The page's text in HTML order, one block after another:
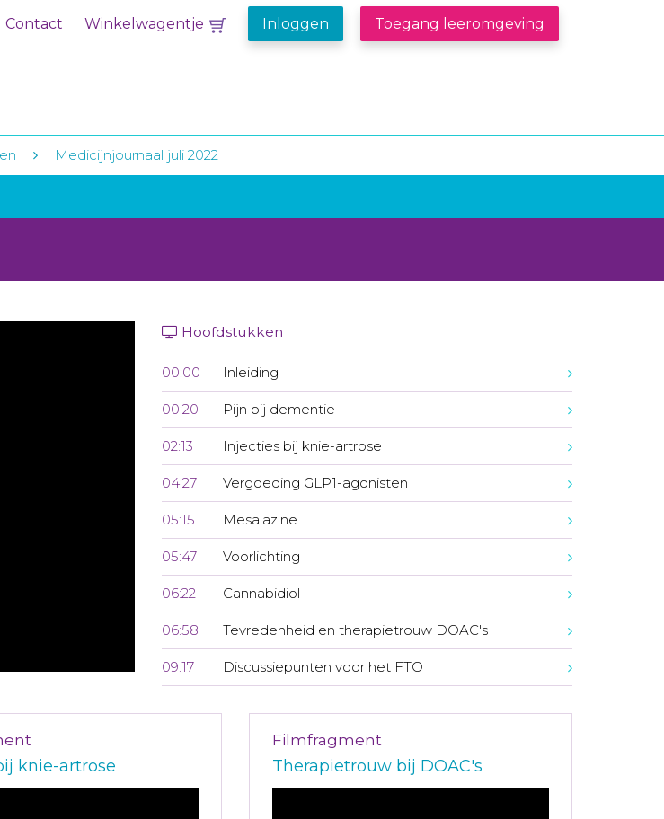
Contact Winkelwagentje Inloggen Toegang leeromgeving
Medicijnjournaal juli 2022
Hoofdstukken
00:00 Inleiding
00:20 Pijn bij dementie
02:13 Injecties bij knie-artrose
04:27 Vergoeding GLP1-agonisten
05:15 Mesalazine
05:47 Voorlichting
06:22 Cannabidiol
06:58 Tevredenheid en therapietrouw DOAC's
09:17 Discussiepunten voor het FTO
knie-artrose
Filmfragment
Therapietrouw bij DOAC's